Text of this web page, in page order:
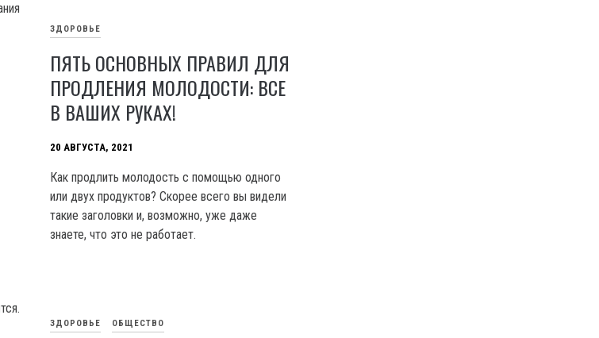
ЗДОРОВЬЕ
ПЯТЬ ОСНОВНЫХ ПРАВИЛ ДЛЯ
ПРОДЛЕНИЯ МОЛОДОСТИ: ВСЕ
В ВАШИХ РУКАХ!
20 АВГУСТА, 2021
Как продлить молодость с помощью одного
или двух продуктов? Скорее всего вы видели
такие заголовки и, возможно, уже даже
знаете, что это не работает.
ЗДОРОВЬЕ ОБЩЕСТВО